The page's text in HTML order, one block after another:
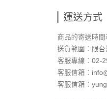
運送方式
商品的寄送時
送貨範圍： 限
客服專線：02-
客服信箱：
客服信箱：